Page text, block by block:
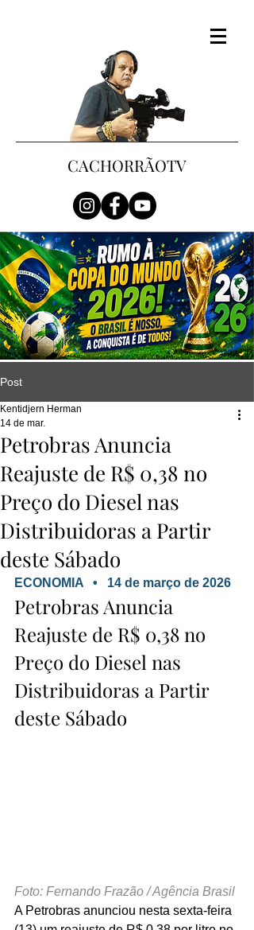
CACHORRÃOTV
Post
Petrobras Anuncia
Reajuste de R$ 0,38 no
Preço do Diesel nas
Distribuidoras a Partir
deste Sábado
Kentidjern Herman
14 de mar.
ECONOMIA   •   14 de março de 2026
Petrobras Anuncia
Reajuste de R$ 0,38 no
Preço do Diesel nas
Distribuidoras a Partir
deste Sábado
Foto: Fernando Frazão / Agência Brasil
A Petrobras anunciou nesta sexta-feira